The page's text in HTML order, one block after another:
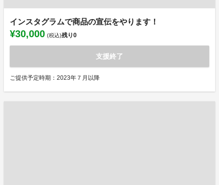
インスタグラムで商品の宣伝をやります！
¥30,000 (税込)残り0
支援終了
ご提供予定時期：2023年７月以降